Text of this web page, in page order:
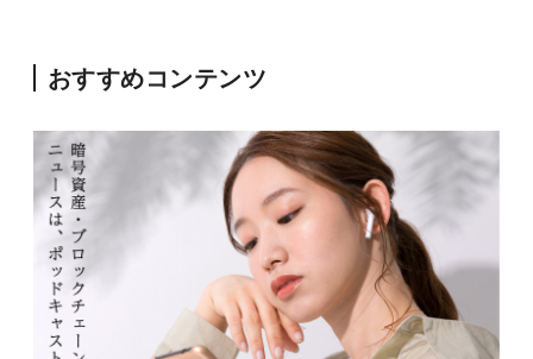
おすすめコンテンツ